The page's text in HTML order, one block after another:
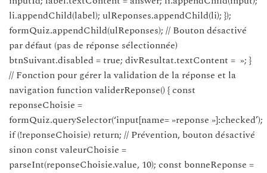
li.appendChild(label); ulReponses.appendChild(li); });
formQuiz.appendChild(ulReponses); // Bouton désactivé
par défaut (pas de réponse sélectionnée)
btnSuivant.disabled = true; divResultat.textContent = »; }
// Fonction pour gérer la validation de la réponse et la
navigation function validerReponse() { const
reponseChoisie =
formQuiz.querySelector(‘input[name= »reponse »]:checked’);
if (!reponseChoisie) return; // Prévention, bouton désactivé
sinon const valeurChoisie =
parseInt(reponseChoisie.value, 10); const bonneReponse =